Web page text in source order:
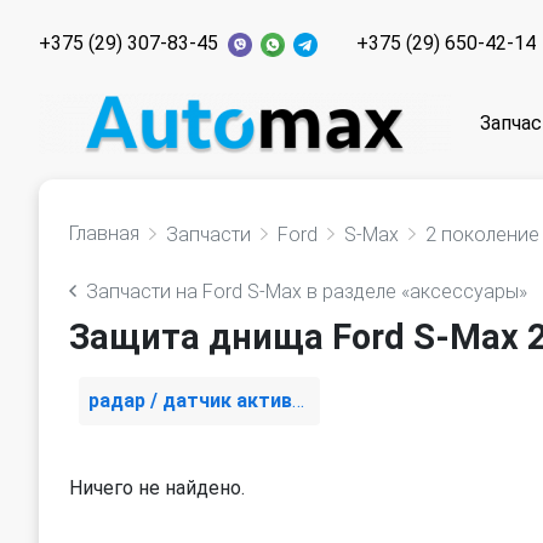
+375 (29) 307-83-45 +375 (29) 650-42-14
Главная Запчасти Ford S-Max 2 поколение
Запчасти на Ford S-Max в разделе «аксессуары»
Защита днища Ford S-Max
радар / датчик активного круиз контроля
Ничего не найдено.